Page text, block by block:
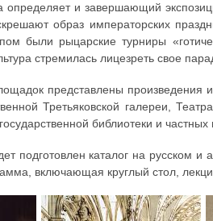
определяет и завершающий
образ императорских
были рыцарские турниры
стремилась лицезреть свое
представлены
Третьяковской галереи,
библиотеки и частных
подготовлен каталог на русском
включающая круглый стол,